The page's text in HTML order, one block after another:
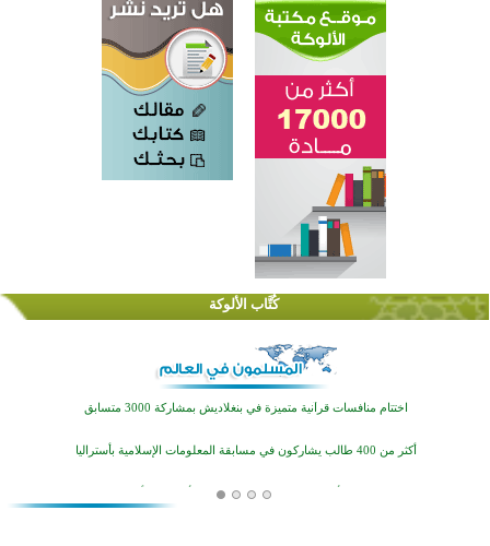
كُتَّاب الألوكة
اختتام الدورة التاسعة لمسابقة حفظ وتلاوة القرآن الكريم في أزناكاييف
تيسليتش تختتم برنامجا تعليميا لتعزيز القيم وبناء الشخصية للشباب المسلمين
اختتام منافسات قرآنية متميزة في بنغلاديش بمشاركة 3000 متسابق
أكثر من 400 طالب يشاركون في مسابقة المعلومات الإسلامية بأستراليا
افتتاح تاريخي لأول مسجد في بلييفليا بالجبل الأسود منذ أكثر من قرن